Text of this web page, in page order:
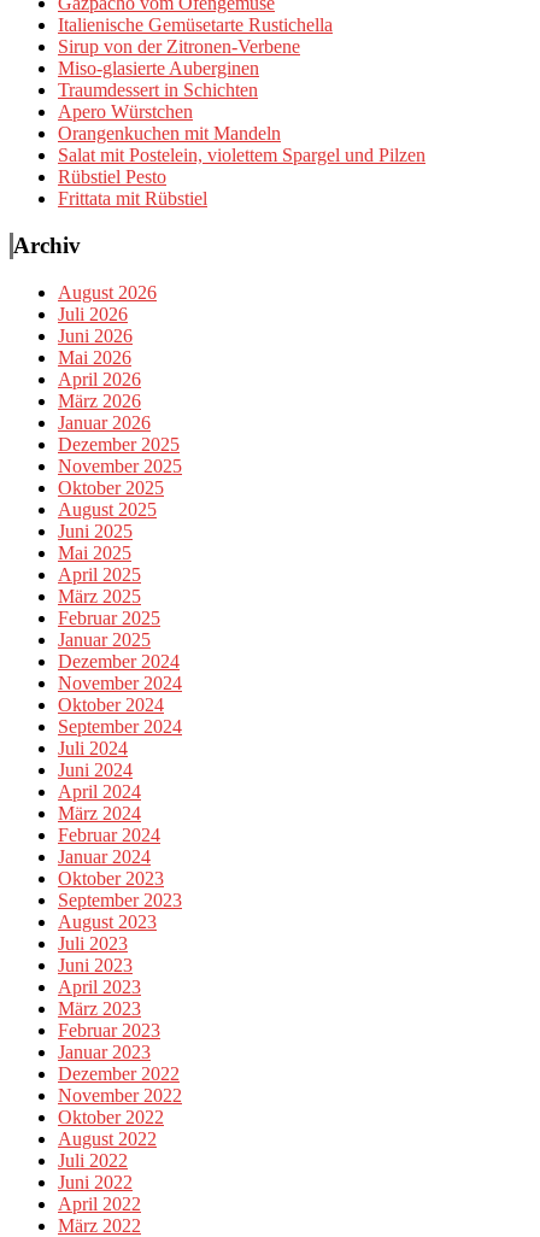
Italienische Gemüsetarte Rustichella
Sirup von der Zitronen-Verbene
Miso-glasierte Auberginen
Traumdessert in Schichten
Apero Würstchen
Orangenkuchen mit Mandeln
Salat mit Postelein, violettem Spargel und Pilzen
Rübstiel Pesto
Frittata mit Rübstiel
Archiv
August 2026
Juli 2026
Juni 2026
Mai 2026
April 2026
März 2026
Januar 2026
Dezember 2025
November 2025
Oktober 2025
August 2025
Juni 2025
Mai 2025
April 2025
März 2025
Februar 2025
Januar 2025
Dezember 2024
November 2024
Oktober 2024
September 2024
Juli 2024
Juni 2024
April 2024
März 2024
Februar 2024
Januar 2024
Oktober 2023
September 2023
August 2023
Juli 2023
Juni 2023
April 2023
März 2023
Februar 2023
Januar 2023
Dezember 2022
November 2022
Oktober 2022
August 2022
Juli 2022
Juni 2022
April 2022
März 2022